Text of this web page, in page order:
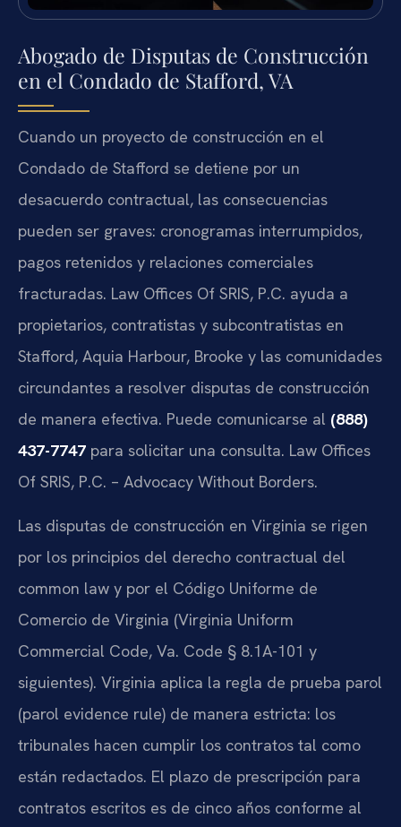
Abogado de Disputas de Construcción
en el Condado de Stafford, VA
Cuando un proyecto de construcción en el
Condado de Stafford se detiene por un
desacuerdo contractual, las consecuencias
pueden ser graves: cronogramas interrumpidos,
pagos retenidos y relaciones comerciales
fracturadas. Law Offices Of SRIS, P.C. ayuda a
propietarios, contratistas y subcontratistas en
Stafford, Aquia Harbour, Brooke y las comunidades
circundantes a resolver disputas de construcción
de manera efectiva. Puede comunicarse al (888)
437-7747 para solicitar una consulta. Law Offices
Of SRIS, P.C. – Advocacy Without Borders.
Las disputas de construcción en Virginia se rigen
por los principios del derecho contractual del
common law y por el Código Uniforme de
Comercio de Virginia (Virginia Uniform
Commercial Code, Va. Code § 8.1A-101 y
siguientes). Virginia aplica la regla de prueba parol
(parol evidence rule) de manera estricta: los
tribunales hacen cumplir los contratos tal como
están redactados. El plazo de prescripción para
contratos escritos es de cinco años conforme al